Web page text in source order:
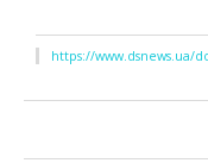
https://www.dsnews.ua/